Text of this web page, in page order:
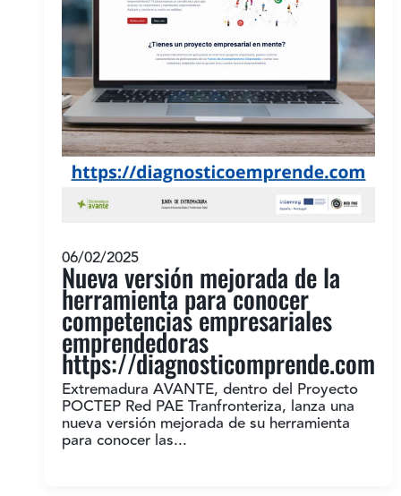
06/02/2025
Nueva versión mejorada de la
herramienta para conocer
competencias empresariales
emprendedoras
https://diagnosticomprende.com
Extremadura AVANTE, dentro del Proyecto
POCTEP Red PAE Tranfronteriza, lanza una
nueva versión mejorada de su herramienta
para conocer las...